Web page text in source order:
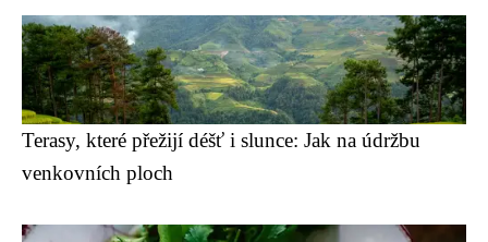
Terasy, které přežijí déšť i slunce: Jak na údržbu
venkovních ploch